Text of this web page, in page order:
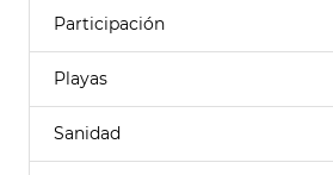
Participación
Playas
Sanidad